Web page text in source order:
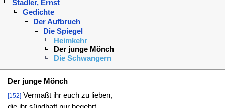
Stadler, Ernst
Gedichte
Der Aufbruch
Die Spiegel
Heimkehr
Der junge Mönch
Die Schwangern
Der junge Mönch
[152]Vermaßt ihr euch zu lieben,